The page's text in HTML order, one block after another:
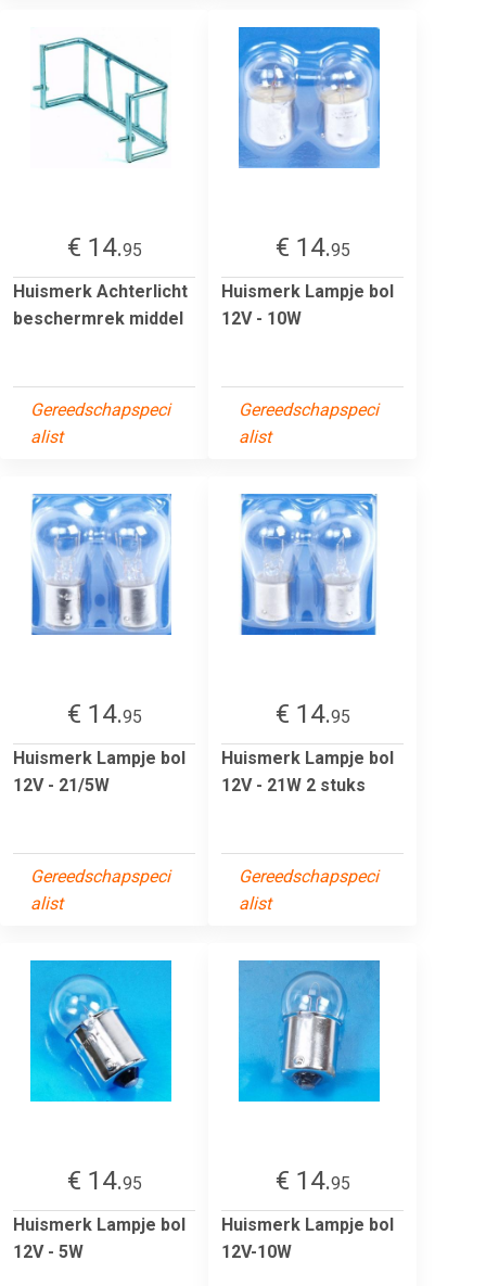
€ 14.95
Huismerk Achterlicht
beschermrek middel
Gereedschapspeci
alist
€ 14.95
Huismerk Lampje bol
12V - 10W
Gereedschapspeci
alist
€ 14.95
Huismerk Lampje bol
12V - 21/5W
Gereedschapspeci
alist
€ 14.95
Huismerk Lampje bol
12V - 21W 2 stuks
Gereedschapspeci
alist
€ 14.95
Huismerk Lampje bol
12V - 5W
€ 14.95
Huismerk Lampje bol
12V-10W